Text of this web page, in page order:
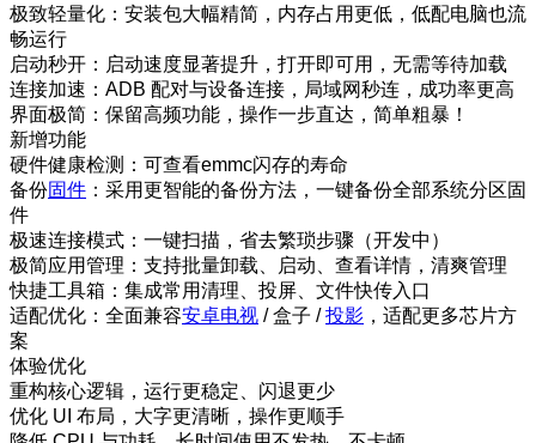
极致轻量化：安装包大幅精简，内存占用更低，低配电脑也流
畅运行
启动秒开：启动速度显著提升，打开即可用，无需等待加载
连接加速：ADB 配对与设备连接，局域网秒连，成功率更高
界面极简：保留高频功能，操作一步直达，简单粗暴！
新增功能
硬件健康检测：可查看emmc闪存的寿命
备份固件 ：采用更智能的备份方法，一键备份全部系统分区固
件
极速连接模式：一键扫描，省去繁琐步骤（开发中）
极简应用管理：支持批量卸载、启动、查看详情，清爽管理
快捷工具箱：集成常用清理、投屏、文件快传入口
适配优化：全面兼容安卓电视 / 盒子 /投影 ，适配更多芯片方
案
体验优化
重构核心逻辑，运行更稳定、闪退更少
优化 UI 布局，大字更清晰，操作更顺手